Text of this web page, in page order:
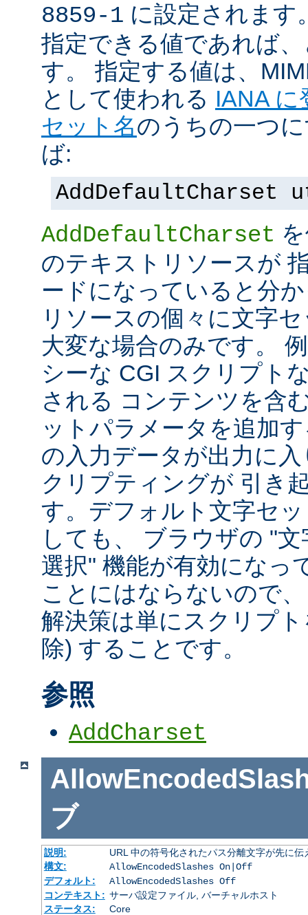
8859-1 に設定されま
指定できる値であれば
す。 指定する値は、
として使われる IANA
セット名のうちの一つ
ば:
AddDefaultCharset
AddDefaultCharset
のテキストリソースが
ードになっていると分
リソースの個々に文字
大変な場合のみです。
シーな CGI スクリプト
される コンテンツを含
ットパラメータを追加
の入力データが出力に
クリプティングが 引き
す。デフォルト文字セ
しても、 ブラウザの "
選択" 機能が有効になっ
ことにはならないので
解決策は単にスクリプ
除) することです。
参照
AddCharset
ブ
説明:
URL 中の符号化されたパス分離文字が先に
構文:
AllowEncodedSlashes On|Off
デフォルト:
AllowEncodedSlashes Off
コンテキスト: サーバ設定ファイル, バーチャルホスト
ステータス:
Core